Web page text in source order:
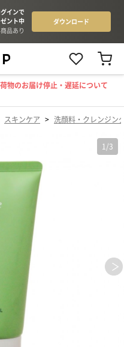
物のお届け停止・遅延について
スキンケア > 洗顔料・クレンジン
1 /3